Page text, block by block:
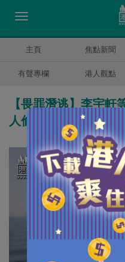
主頁 焦點新聞
有聲專欄 港人觀點
【畏罪潛逃】李宇軒
人偷渡 一經定罪最高